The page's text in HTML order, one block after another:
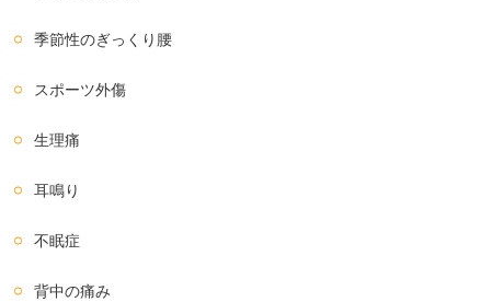
季節性のぎっくり腰
スポーツ外傷
生理痛
耳鳴り
不眠症
背中の痛み